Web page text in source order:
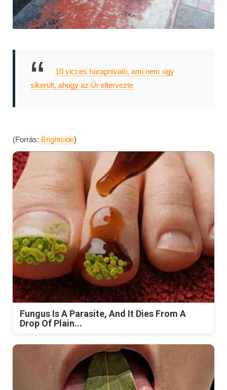
10 vicces harapnivaló, ami nem úgy
sikerült, ahogy az Úr eltervezte
(Forrás: Brightside)
Fungus Is A Parasite, And It Dies From A
Drop Of Plain...